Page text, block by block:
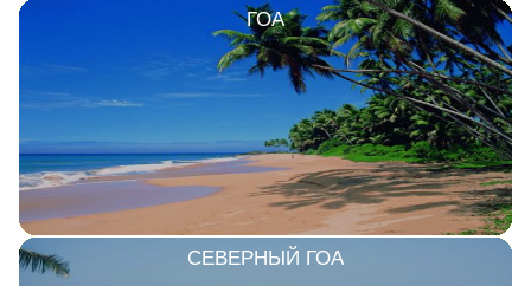
ГОА
СЕВЕРНЫЙ ГОА